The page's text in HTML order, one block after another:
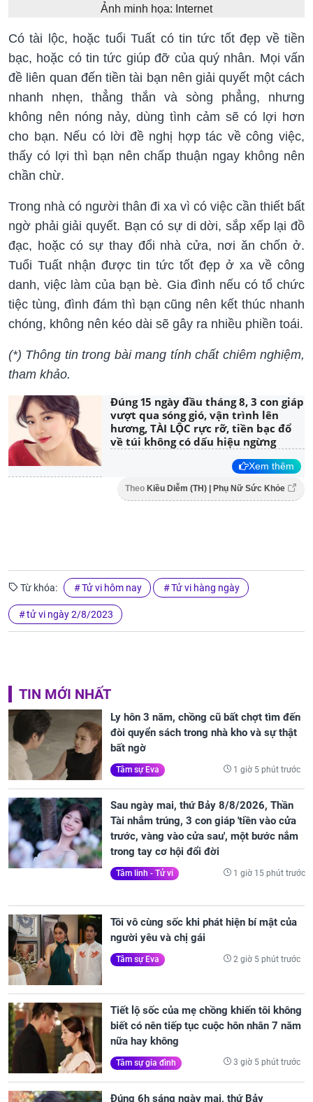
Ảnh minh họa: Internet
Có tài lộc, hoặc tuổi Tuất có tin tức tốt đẹp về tiền
bạc, hoặc có tin tức giúp đỡ của quý nhân. Mọi vấn
đề liên quan đến tiền tài bạn nên giải quyết một cách
nhanh nhẹn, thẳng thắn và sòng phẳng, nhưng
không nên nóng nảy, dùng tình cảm sẽ có lợi hơn
cho bạn. Nếu có lời đề nghị hợp tác về công việc,
thấy có lợi thì bạn nên chấp thuận ngay không nên
chần chừ.
Trong nhà có người thân đi xa vì có việc cần thiết bất
ngờ phải giải quyết. Bạn có sự di dời, sắp xếp lại đồ
đạc, hoặc có sự thay đổi nhà cửa, nơi ăn chốn ở.
Tuổi Tuất nhận được tin tức tốt đẹp ở xa về công
danh, việc làm của bạn bè. Gia đình nếu có tổ chức
tiệc tùng, đình đám thì bạn cũng nên kết thúc nhanh
chóng, không nên kéo dài sẽ gây ra nhiều phiền toái.
(*) Thông tin trong bài mang tính chất chiêm nghiệm,
tham khảo.
Đúng 15 ngày đầu tháng 8, 3 con giáp
vượt qua sóng gió, vận trình lên
hương, TÀI LỘC rực rỡ, tiền bạc đổ
về túi không có dấu hiệu ngừng
Xem thêm
Theo Kiều Diễm (TH) | Phụ Nữ Sức Khỏe
Từ khóa: Tử vi hôm nay Tử vi hàng ngày
tử vi ngày 2/8/2023
TIN MỚI NHẤT
Ly hôn 3 năm, chồng cũ bất chợt tìm đến
đòi quyển sách trong nhà kho và sự thật
bất ngờ
Tâm sự Eva 1 giờ 5 phút trước
Sau ngày mai, thứ Bảy 8/8/2026, Thần
Tài nhắm trúng, 3 con giáp 'tiền vào cửa
trước, vàng vào cửa sau', một bước nắm
trong tay cơ hội đổi đời
Tâm linh - Tử vi 1 giờ 15 phút trước
Tôi vô cùng sốc khi phát hiện bí mật của
người yêu và chị gái
Tâm sự Eva 2 giờ 5 phút trước
Tiết lộ sốc của mẹ chồng khiến tôi không
biết có nên tiếp tục cuộc hôn nhân 7 năm
nữa hay không
Tâm sự gia đình 3 giờ 5 phút trước
Đúng 6h sáng ngày mai, thứ Bảy